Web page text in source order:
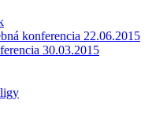
konferencia 22.06.2015
30.03.2015